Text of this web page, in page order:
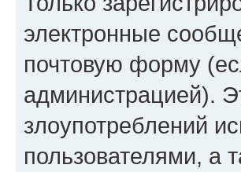
электронные
почтовую форму
администрацией).
злоупотреблений
пользователями, а